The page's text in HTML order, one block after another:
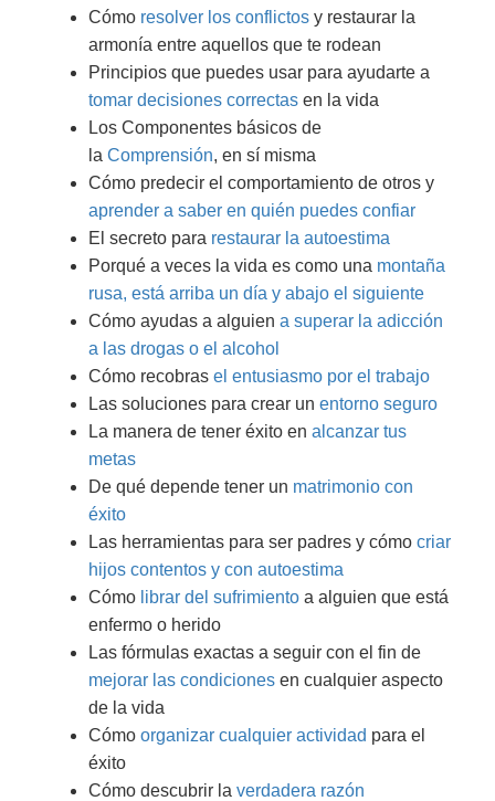
Cómo resolver los conflictos y restaurar la
armonía entre aquellos que te rodean
Principios que puedes usar para ayudarte a
tomar decisiones correctas en la vida
Los Componentes básicos de
la Comprensión, en sí misma
Cómo predecir el comportamiento de otros y
aprender a saber en quién puedes confiar
El secreto para restaurar la autoestima
Porqué a veces la vida es como una montaña
rusa, está arriba un día y abajo el siguiente
Cómo ayudas a alguien a superar la adicción
a las drogas o el alcohol
Cómo recobras el entusiasmo por el trabajo
Las soluciones para crear un entorno seguro
La manera de tener éxito en alcanzar tus
metas
De qué depende tener un matrimonio con
éxito
Las herramientas para ser padres y cómo criar
hijos contentos y con autoestima
Cómo librar del sufrimiento a alguien que está
enfermo o herido
Las fórmulas exactas a seguir con el fin de
mejorar las condiciones en cualquier aspecto
de la vida
Cómo organizar cualquier actividad para el
éxito
Cómo descubrir la verdadera razón